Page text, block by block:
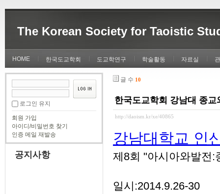
The Korean Society for Taoistic
HOME 한국도교학회 도교학연구 학술활동 자료실
로그인 유지
회원 가입
아이디/비밀번호 찾기
인증 메일 재발송
공지사항
글 수 10
한국도교학회 강남대 종
http://daoism.kr/xe/40865
강남대학교 인
제8회 "아시아와발전:
일시:2014.9.26-30